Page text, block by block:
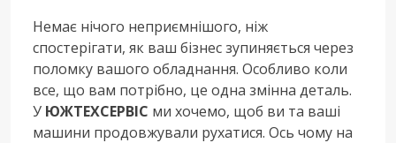
Немає нічого неприємнішого, ніж
спостерігати, як ваш бізнес зупиняється через
поломку вашого обладнання. Особливо коли
все, що вам потрібно, це одна змінна деталь.
У ЮЖТЕХСЕРВІС ми хочемо, щоб ви та ваші
машини продовжували рухатися. Ось чому на